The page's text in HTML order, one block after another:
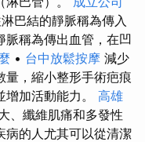
巴結的靜脈稱為傳入
脈稱為傳出血管，在凹
• 台中放鬆按摩 減少
量，縮小整形手術疤痕
加活動能力。 高雄
、纖維肌痛和多發性
病的人尤其可以從清潔